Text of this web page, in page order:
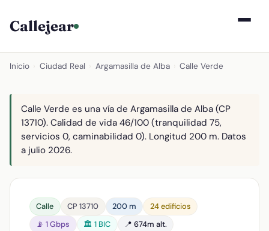
Callejear
Inicio Ciudad Real Argamasilla de Alba Calle Verde
Calle Verde es una vía de Argamasilla de Alba (CP
13710). Calidad de vida 46/100 (tranquilidad 75,
servicios 0, caminabilidad 0). Longitud 200 m. Datos
a julio 2026.
Calle CP 13710 200 m
24 edificios
📡 1 Gbps
🏛️ 1 BIC 📍 674m alt.